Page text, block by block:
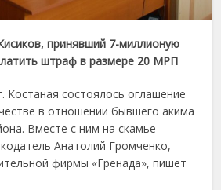
принявший 7-миллионую
штраф в размере 20 МРП
Костаная состоялось оглашение
в отношении бывшего акима
Вместе с ним на скамье
Анатолий Громченко,
фирмы «Гренада», пишет